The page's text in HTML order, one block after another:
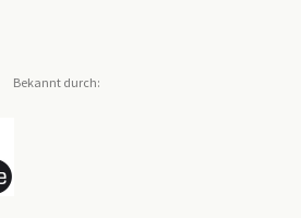
Bekannt durch: